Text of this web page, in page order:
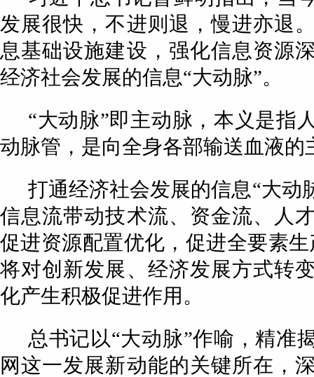
发展很快，不进则退，慢进亦退
息基础设施建设，强化信息资源
经济社会发展的信息“大动脉”。
“大动脉”即主动脉，本义是指
动脉管，是向全身各部输送血液的
打通经济社会发展的信息“大动
信息流带动技术流、资金流、人
促进资源配置优化，促进全要素
将对创新发展、经济发展方式转
化产生积极促进作用。
总书记以“大动脉”作喻，精准
网这一发展新动能的关键所在，